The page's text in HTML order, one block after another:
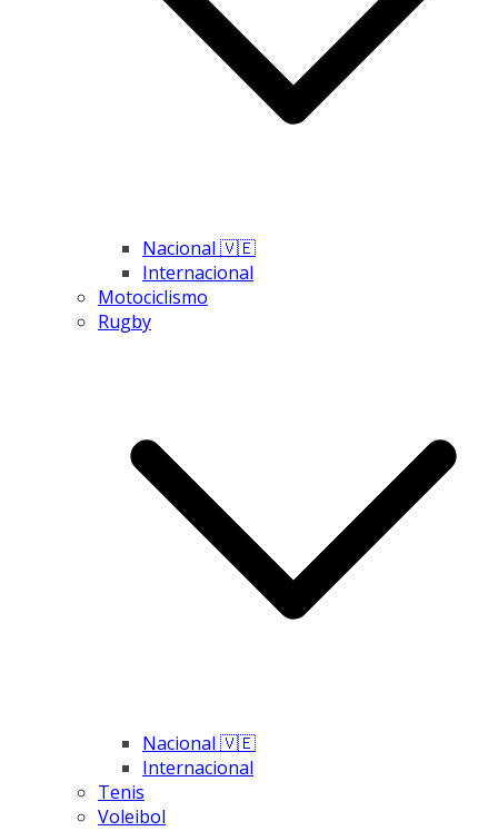
Nacional 🇻🇪
Internacional
Motociclismo
Rugby
Nacional 🇻🇪
Internacional
Tenis
Voleibol